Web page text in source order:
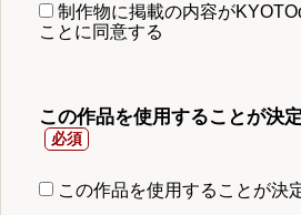
制作物に掲載の内容が
ことに同意する
この作品を使用することが決
この作品を使用することが決